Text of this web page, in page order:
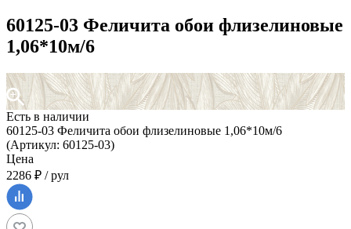
60125-03 Феличита обои флизелиновые
1,06*10м/6
Есть в наличии
60125-03 Феличита обои флизелиновые 1,06*10м/6
(Артикул: 60125-03)
Цена
2286 ₽ / рул